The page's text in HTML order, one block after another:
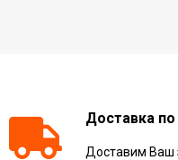
Доставка
Доставим Ваш